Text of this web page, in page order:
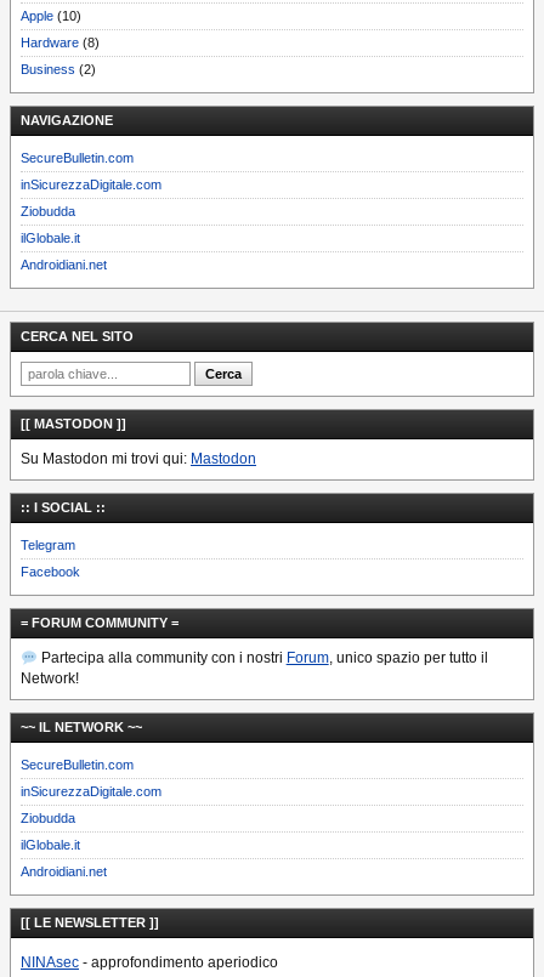
Apple (10)
Hardware (8)
Business (2)
NAVIGAZIONE
SecureBulletin.com
inSicurezzaDigitale.com
Ziobudda
ilGlobale.it
Androidiani.net
CERCA NEL SITO
[[ MASTODON ]]
Su Mastodon mi trovi qui: Mastodon
:: I SOCIAL ::
Telegram
Facebook
= FORUM COMMUNITY =
Partecipa alla community con i nostri Forum, unico spazio per tutto il
Network!
~~ IL NETWORK ~~
SecureBulletin.com
inSicurezzaDigitale.com
Ziobudda
ilGlobale.it
Androidiani.net
[[ LE NEWSLETTER ]]
NINAsec - approfondimento aperiodico